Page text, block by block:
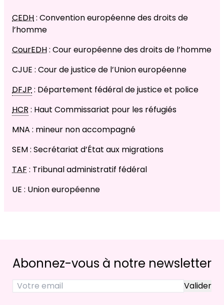
CEDH: Convention européenne des droits de
l’homme
CourEDH: Cour européenne des droits de l’homme
CJUE : Cour de justice de l’Union européenne
DFJP : Département fédéral de justice et police
HCR : Haut Commissariat pour les réfugiés
MNA : mineur non accompagné
SEM : Secrétariat d’État aux migrations
TAF : Tribunal administratif fédéral
UE : Union européenne
Abonnez-vous à notre newsletter